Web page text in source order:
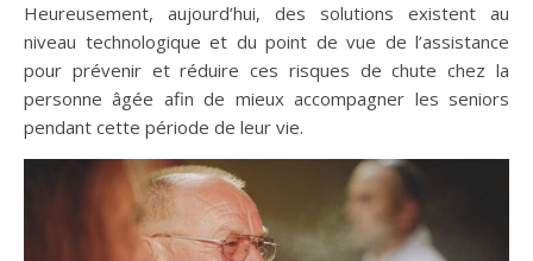
Heureusement, aujourd’hui, des solutions existent au
niveau technologique et du point de vue de l’assistance
pour prévenir et réduire ces risques de chute chez la
personne âgée afin de mieux accompagner les seniors
pendant cette période de leur vie.